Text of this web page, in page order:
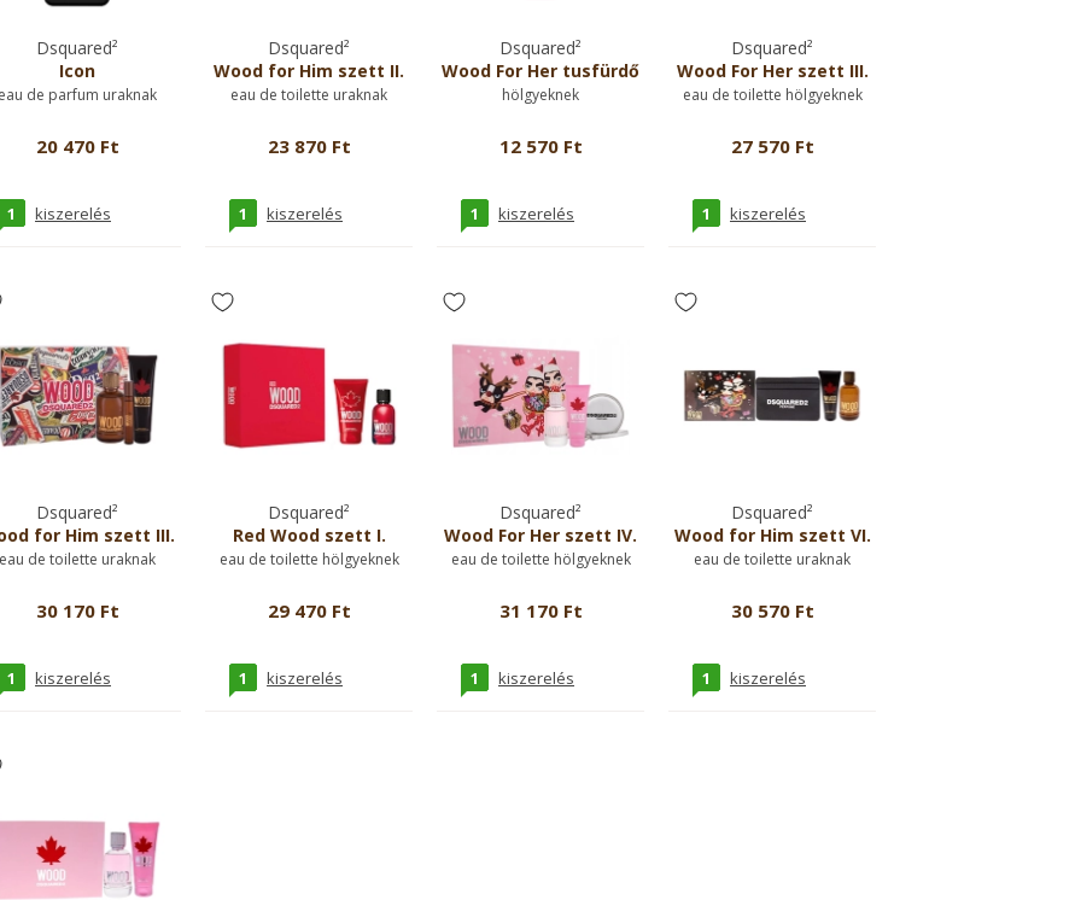
Dsquared²
Icon
de parfum uraknak
20 470 Ft
1 kiszerelés
Dsquared²
Wood for Him szett II.
eau de toilette uraknak
23 870 Ft
1 kiszerelés
Dsquared²
Wood For Her tusfürdő
hölgyeknek
12 570 Ft
1 kiszerelés
Dsquared²
Wood For Her szett III.
eau de toilette hölgyeknek
27 570 Ft
1 kiszerelés
Dsquared²
for Him szett III.
eau de toilette uraknak
30 170 Ft
1 kiszerelés
Dsquared²
Red Wood szett I.
eau de toilette hölgyeknek
29 470 Ft
1 kiszerelés
Dsquared²
Wood For Her szett IV.
eau de toilette hölgyeknek
31 170 Ft
1 kiszerelés
Dsquared²
Wood for Him szett VI.
eau de toilette uraknak
30 570 Ft
1 kiszerelés